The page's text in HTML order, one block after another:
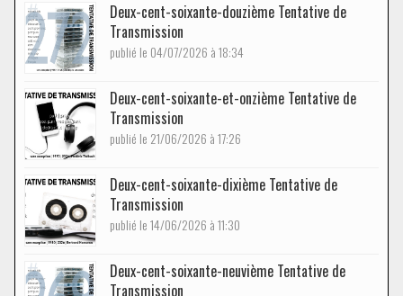
Deux-cent-soixante-douzième Tentative de
Transmission
publié le 04/07/2026 à 18:34
Deux-cent-soixante-et-onzième Tentative de
Transmission
publié le 21/06/2026 à 17:26
Deux-cent-soixante-dixième Tentative de
Transmission
publié le 14/06/2026 à 11:30
Deux-cent-soixante-neuvième Tentative de
Transmission